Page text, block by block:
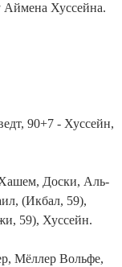
Аймена Хуссейна.
90+7 - Хуссейн,
Доски, Аль-
(Икбал, 59),
59), Хуссейн.
Мёллер Вольфе,